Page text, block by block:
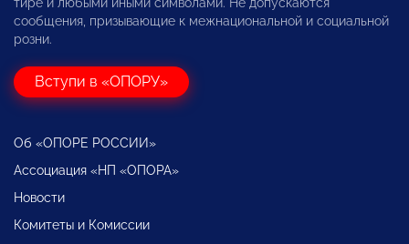
тире и любыми иными символами. Не допускаются
сообщения, призывающие к межнациональной и социальной
розни.
Вступи в «ОПОРУ»
Об «ОПОРЕ РОССИИ»
Ассоциация «НП «ОПОРА»
Новости
Комитеты и Комиссии